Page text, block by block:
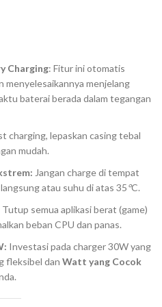
Charging: Fitur ini otomatis
menyelesaikannya menjelang
baterai berada dalam tegangan
charging, lepaskan casingtebal
mudah.
Jangan chargedi tempat
atau suhu di atas 35°C.
Tutup semua aplikasi berat (game)
beban CPU dan panas.
Investasi pada charger30W yang
fleksibel dan Watt yang Cocok